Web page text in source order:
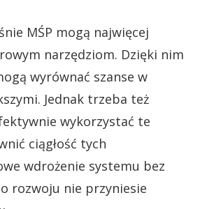
MŚP mogą najwięcej
narzędziom. Dzięki nim
wyrównać szanse w
Jednak trzeba też
wykorzystać te
ciągłość tych
wdrożenie systemu bez
rozwoju nie przyniesie